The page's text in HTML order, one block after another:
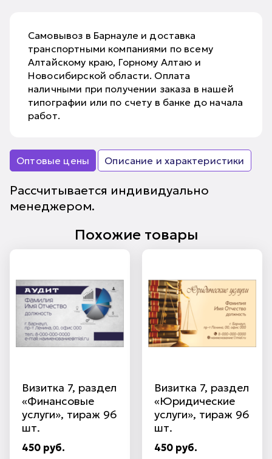
Самовывоз в Барнауле и доставка
транспортными компаниями по всему
Алтайскому краю, Горному Алтаю и
Новосибирской области. Оплата
наличными при получении заказа в нашей
типографии или по счету в банке до начала
работ.
Оптовые цены Описание и характеристики
Рассчитывается индивидуально
менеджером.
Похожие товары
Визитка 7, раздел
«Финансовые
услуги», тираж 96
шт.
450 руб.
Визитка 7, раздел
«Юридические
услуги», тираж 96
шт.
450 руб.